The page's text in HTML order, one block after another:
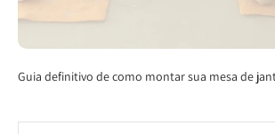
Guia definitivo de como montar sua mesa de